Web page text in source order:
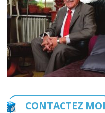
CONTACTEZ MOI